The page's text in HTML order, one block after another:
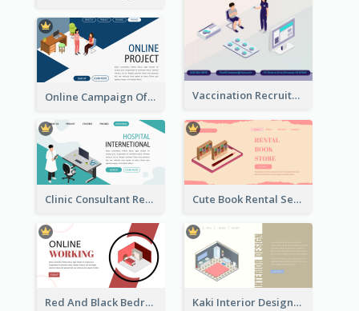
Vaccination Recruitment Instagram Post With Isometric Diagram
Online Campaign Of Recruiting Donors With Isometric Display
Clinic Consultant Register Page With Isometric Diagram Cute Book Rental Service Landing Site
Red And Black Bedroom Cool Web Banner Kaki Interior Designer Landing Page With Isometric Diagram